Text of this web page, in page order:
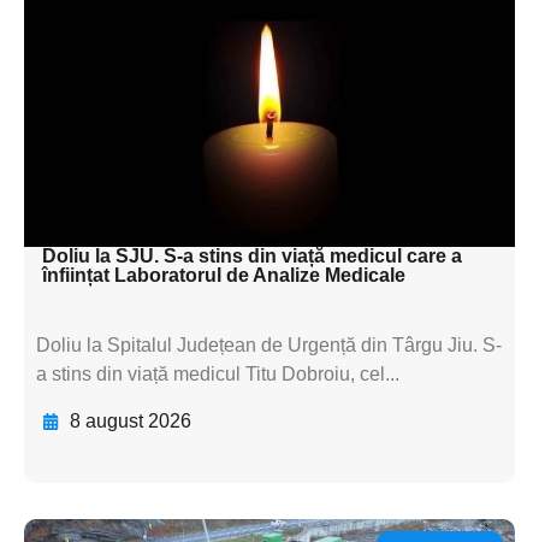
subtitluAdaugă aici
textul pentru
subtitluAdaugă aici
textul pentru
subtitluAdaugă aici
Doliu la SJU. S-a stins din viață medicul care a
înființat Laboratorul de Analize Medicale
Doliu la Spitalul Județean de Urgență din Târgu Jiu. S-
a stins din viață medicul Titu Dobroiu, cel...
8 august 2026